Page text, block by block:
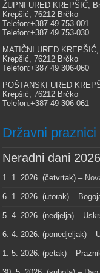
ŽUPNI URED KREPŠIĆ,
Krepšić, 76212 Brčko
Telefon:+387 49 753-001
Telefon:+387 49 753-030
MATIČNI URED
Krepšić, 76212 Brčko
Telefon:+387 49 306-060
POŠTANSKI URED
Krepšić, 76212 Brčko
Telefon:+387 49 306-061
Državni
Neradni dani
1. 1. 2026. (četvrtak) –
6. 1. 2026. (utorak) –
5. 4. 2026. (nedjelja) –
6. 4. 2026. (ponedjeljak) –
1. 5. 2026. (petak) –